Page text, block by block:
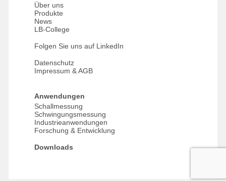
Über uns
Produkte
News
LB-College
Folgen Sie uns auf LinkedIn
Datenschutz
Impressum & AGB
Anwendungen
Schallmessung
Schwingungsmessung
Industrieanwendungen
Forschung & Entwicklung
Downloads